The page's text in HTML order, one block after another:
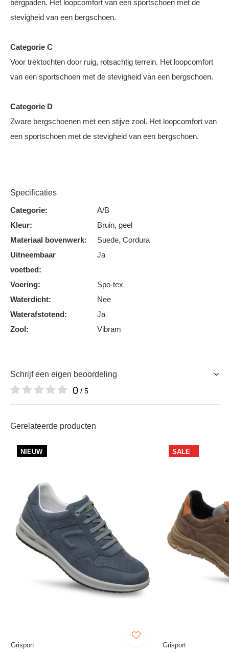
bergpaden. Het loopcomfort van een sportschoen met de
stevigheid van een bergschoen.
Categorie C
Voor trektochten door ruig, rotsachtig terrein. Het loopcomfort
van een sportschoen met de stevigheid van een bergschoen.
Categorie D
Zware bergschoenen met een stijve zool. Het loopcomfort van
een sportschoen met de stevigheid van een bergschoen.
Specificaties
Categorie:
A/B
Kleur:
Bruin, geel
Materiaal bovenwerk:
Suede, Cordura
Uitneembaar
voetbed:
Ja
Voering:
Spo-tex
Waterdicht:
Nee
Waterafstotend:
Ja
Zool:
Vibram
Schrijf een eigen beoordeling
0 / 5
Gerelateerde producten
NIEUW
Grisport
SALE
Grisport